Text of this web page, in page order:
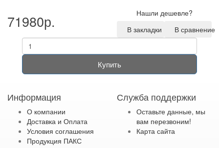
71980р.
Нашли дешевле?
В закладки
В сравнение
Купить
Информация
О компании
Доставка и Оплата
Условия соглашения
Продукция ПАКС
Служба поддержки
Оставьте данные, мы
вам перезвоним!
Карта сайта